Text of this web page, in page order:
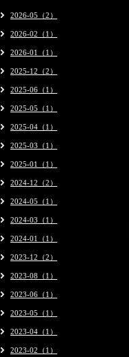
2026-05（2）
2026-02（1）
2026-01（1）
2025-12（2）
2025-06（1）
2025-05（1）
2025-04（1）
2025-03（1）
2025-01（1）
2024-12（2）
2024-05（1）
2024-03（1）
2024-01（1）
2023-12（2）
2023-08（1）
2023-06（1）
2023-05（1）
2023-04（1）
2023-02（1）